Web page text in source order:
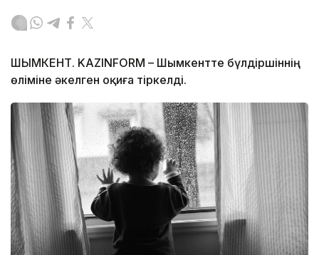
ШЫМКЕНТ. KAZINFORM – Шымкентте бүлдіршіннің
өліміне әкелген оқиға тіркелді.